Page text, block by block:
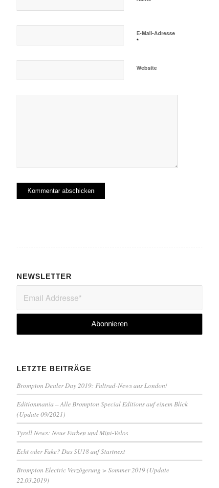
E-Mail-Adresse
*
Website
NEWSLETTER
LETZTE BEITRÄGE
Brompton Dealer Day 2019: Faltrad-News aus London!
Editionmania – Alle Brompton Special Editions auf einem Blick
(Update 09/2021)
Tyrell News: Neue Farben und Mini-Velos
Echt oder Fake? Das SU18 auf Startnext
Brompton Electric Verzögerung > Sommer 2019 (Update
22.03.2019)